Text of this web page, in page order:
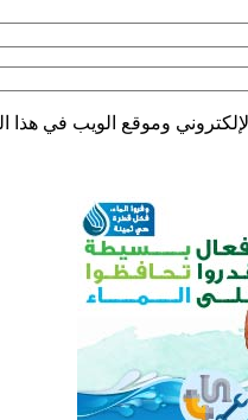
وموقع الويب في هذا